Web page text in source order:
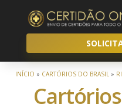
INÍCIO » CARTÓRIOS DO BRASIL »